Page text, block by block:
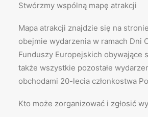
Stwórzmy wspólną mapę atrakcji
Mapa atrakcji znajdzie się na stronie
obejmie wydarzenia w ramach Dni
Funduszy Europejskich obywające
także wszystkie pozostałe
obchodami 20-lecia członkostwa
Kto może zorganizować i zgłosić